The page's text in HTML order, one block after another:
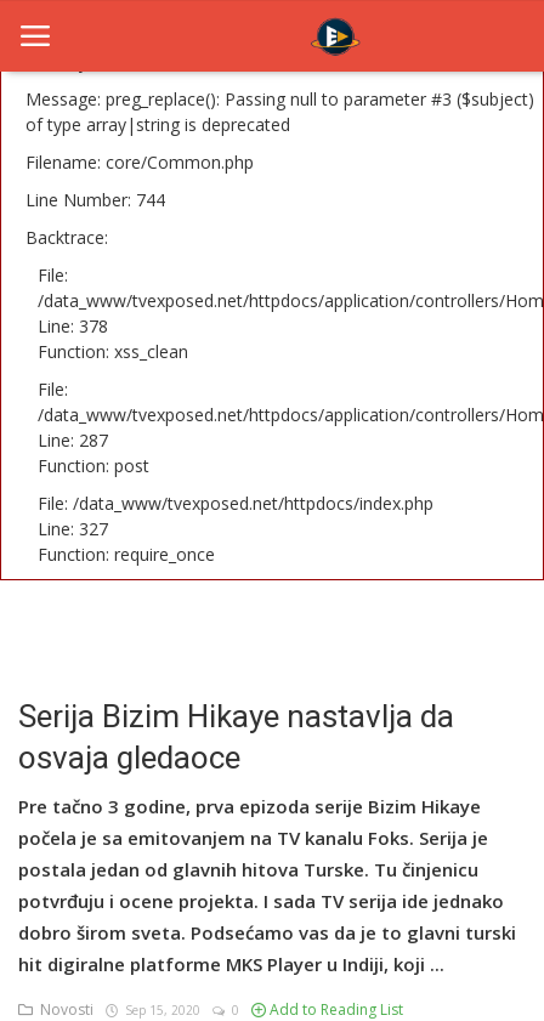
A PHP Error was encountered
Message: preg_replace(): Passing null to parameter #3 ($subject)
of type array|string is deprecated
Filename: core/Common.php
Line Number: 744
Backtrace:
File:
/data_www/tvexposed.net/httpdocs/application/controllers/
Line: 378
Function: xss_clean
File:
/data_www/tvexposed.net/httpdocs/application/controllers/
Line: 287
Function: post
File: /data_www/tvexposed.net/httpdocs/index.php
Line: 327
Function: require_once
Home
TV Serije
Filmovi
Glumci
Contact
Register
Serija Bizim Hikaye nastavlja da
osvaja gledaoce
Pre tačno 3 godine, prva epizoda serije Bizim Hikaye
počela je sa emitovanjem na TV kanalu Foks. Serija je
postala jedan od glavnih hitova Turske. Tu činjenicu
potvrđuju i ocene projekta. I sada TV serija ide jednako
dobro širom sveta. Podsećamo vas da je to glavni turski
hit digiralne platforme MKS Player u Indiji, koji ...
Novosti Sep 15, 2020 0 Add to Reading List